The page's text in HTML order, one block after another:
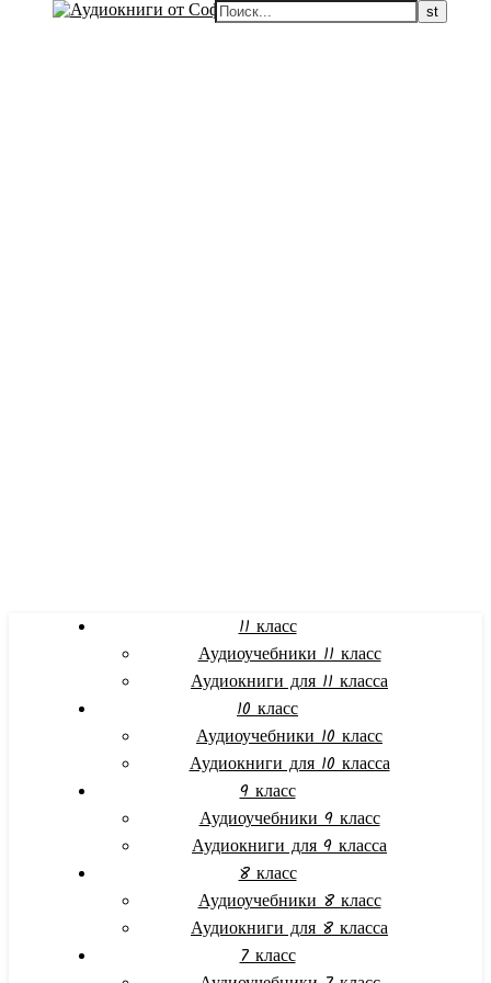
11 класс
Аудиоучебники 11 класс
Аудиокниги для 11 класса
10 класс
Аудиоучебники 10 класс
Аудиокниги для 10 класса
9 класс
Аудиоучебники 9 класс
Аудиокниги для 9 класса
8 класс
Аудиоучебники 8 класс
Аудиокниги для 8 класса
7 класс